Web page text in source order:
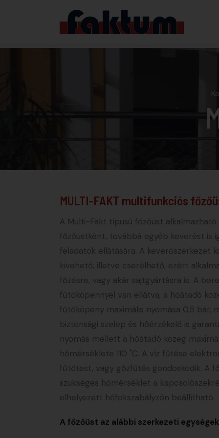
MULTI-FAKT multifunkciós
A Multi-Fakt típusú főzőüst alkalmazható
főzőüstként, továbbá egyéb keverést is
feladatok ellátására. A keverőszerkezet
kivehető, illetve cserélhető, ezért
főzésre, vagy akár sajtgyártásra is. A
fűtőköpennyel van ellátva, a hőátadó
fűtőköpeny maximális nyomása 0,5 bár,
biztonsági szelep és hőérzékelő is
nyomás mellett a hőátadó közeg
hőmérséklete 110 ˚C. A víz fűtése
fűtőtest, vagy gőzfűtés gondoskodik. A
szükséges hőmérséklet a
elhelyezett hőfokszabályzón beállítható.
A főzőüst az alábbi szerkezeti